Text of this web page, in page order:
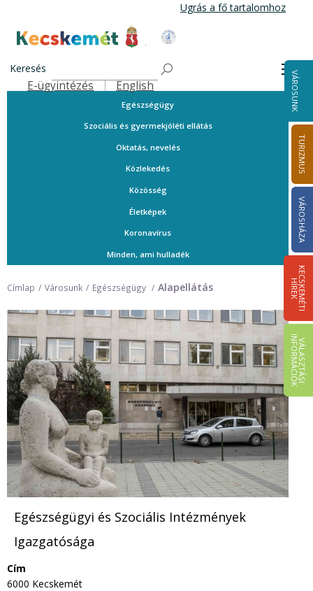
tartalomra
Ugrás a fő tartalomhoz
Kecskemét Város Honlapja
Keresés
Felső navigáció
E-ügyintézés English VÁROSUNK
TURIZMUS
VÁROSHÁZA
K
E
C
S
K
E
M
É
T
I
HÍ
R
E
K
V
Á
L
A
S
Z
T
Á
S
I
IN
F
O
R
M
Á
C
I
Ó
K
A városról
Közérdekű telefonszámok
Ügyintézés
Egészségügy
Szociális és gyermekjóléti ellátás
Oktatás, nevelés
Közlekedés
Közösség
Életképek
Koronavírus
Minden, ami hulladék
Címlap Városunk Egészségügy Alapellátás
Egészségügyi és Szociális Intézmények
Igazgatósága
Cím
6000 Kecskemét